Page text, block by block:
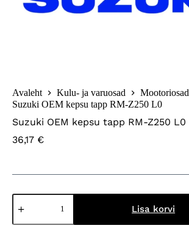
Avaleht Kulu- ja varuosad
Mootoriosad
Suzuki OEM kepsu tapp RM-Z250 L0
Suzuki OEM kepsu tapp RM-Z250 L0
36,17 €
Suzuki
OEM
Lisa korvi